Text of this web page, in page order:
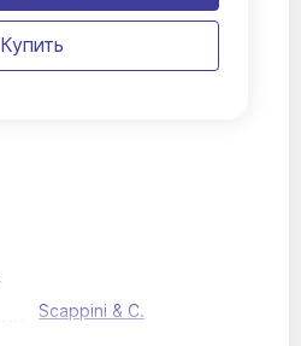
Купить
Scappini & C.